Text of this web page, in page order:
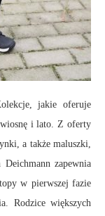
jakie oferuje
wiosnę i lato. Z oferty
a także maluszki,
zapewnia
w pierwszej fazie
Rodzice większych